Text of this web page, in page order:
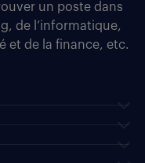
un poste dans
de l’informatique,
et de la finance, etc.